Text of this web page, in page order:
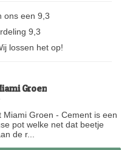
ons een 9,3
9,3
lossen het op!
Groen
Miami Groen - Cement is een
pot welke net dat beetje
de r...